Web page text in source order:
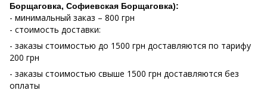
Борщаговка, Софиевская Борщаговка):
- минимальный заказ – 800 грн
- стоимость доставки:
- заказы стоимостью до 1500 грн доставляются по тарифу
200 грн
- заказы стоимостью свыше 1500 грн доставляются без
оплаты